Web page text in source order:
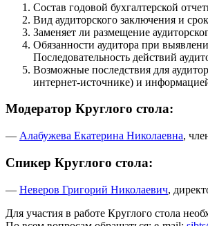
Состав годовой бухгалтерской
Вид аудиторского заключения и
Заменяет ли размещение
Обязанности аудитора при
Последовательность действий
Возможные последствия для
интернет-источнике) и
Модератор Круглого стола:
— Алабужева Екатерина Николаевна,
Спикер Круглого стола:
— Неверов Григорий Николаевич,
Для участия в работе Круглого стола